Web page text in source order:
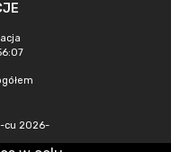
cu 2026-